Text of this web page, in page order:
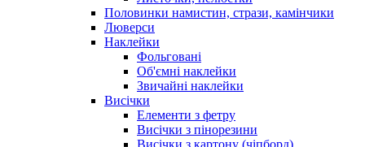
Половинки намистин, стрази, камінчики
Люверси
Наклейки
Фольговані
Об'ємні наклейки
Звичайні наклейки
Висічки
Елементи з фетру
Висічки з пінорезини
Висічки з картону (чіпборд)